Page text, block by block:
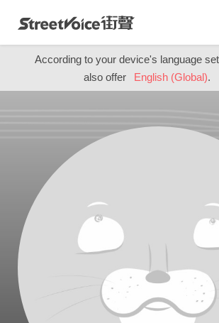
According to your device's language
also offer
English (Global).